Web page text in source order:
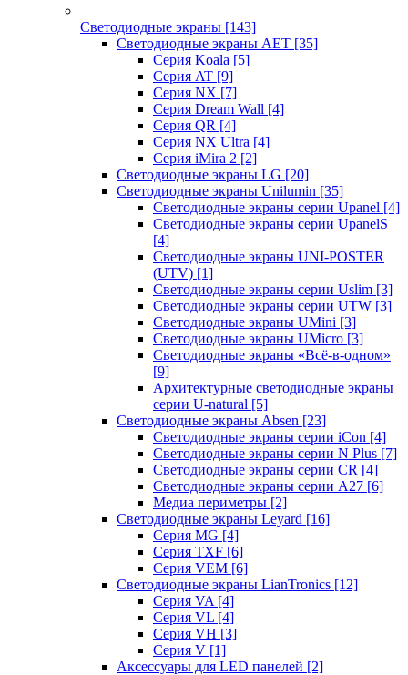
Светодиодные экраны [143]
Светодиодные экраны AET [35]
Cерия Koala [5]
Серия AT [9]
Серия NX [7]
Серия Dream Wall [4]
Серия QR [4]
Серия NX Ultra [4]
Серия iMira 2 [2]
Светодиодные экраны LG [20]
Светодиодные экраны Unilumin [35]
Светодиодные экраны серии Upanel [4]
Светодиодные экраны серии UpanelS
[4]
Светодиодные экраны UNI-POSTER
(UTV) [1]
Светодиодные экраны серии Uslim [3]
Светодиодные экраны серии UTW [3]
Светодиодные экраны UMini [3]
Светодиодные экраны UMicro [3]
Светодиодные экраны «Всё-в-одном»
[9]
Архитектурные светодиодные экраны
серии U-natural [5]
Светодиодные экраны Absen [23]
Светодиодные экраны серии iCon [4]
Светодиодные экраны серии N Plus [7]
Светодиодные экраны серии CR [4]
Светодиодные экраны серии А27 [6]
Медиа периметры [2]
Светодиодные экраны Leyard [16]
Серия MG [4]
Серия TXF [6]
Серия VEM [6]
Светодиодные экраны LianTronics [12]
Серия VA [4]
Серия VL [4]
Серия VH [3]
Серия V [1]
Аксессуары для LED панелей [2]